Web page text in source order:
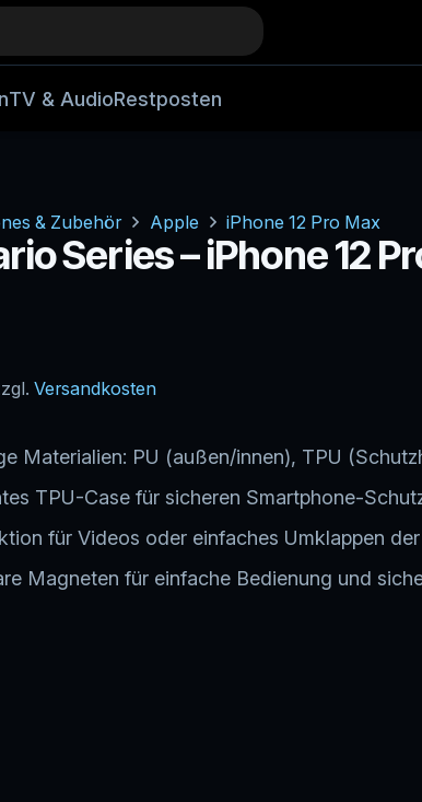
TV & AudioRestposten
& Zubehör Apple iPhone 12 Pro Max
Series – iPhone 12
Versandkosten
Materialien: PU (außen/innen), TPU
TPU-Case für sicheren Smartphone-
für Videos oder einfaches Umklappen
Magneten für einfache Bedienung und